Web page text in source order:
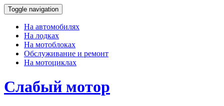
Toggle navigation
На автомобилях
На лодках
На мотоблоках
Обслуживание и ремонт
На мотоциклах
Слабый мотор